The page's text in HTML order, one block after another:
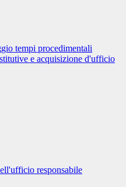
tempi procedimentali
e acquisizione d'ufficio
responsabile